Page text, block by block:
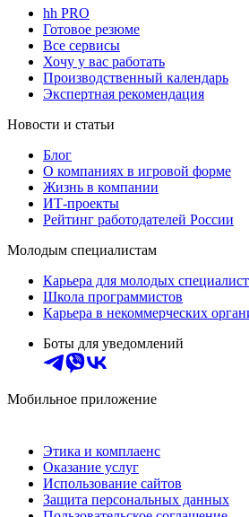
hh PRO
Готовое резюме
Все сервисы
Хочу у вас работать
Производственный календарь
Экспертная рекомендация
Новости и статьи
Блог
О компаниях в игровой форме
Жизнь в компании
ИТ-проекты
Рейтинг работодателей России
Молодым специалистам
Карьера для молодых
Школа программистов
Карьера в некоммерческих
Боты для уведомлений
Мобильное приложение
Этика и комплаенс
Оказание услуг
Использование сайтов
Защита персональных данных